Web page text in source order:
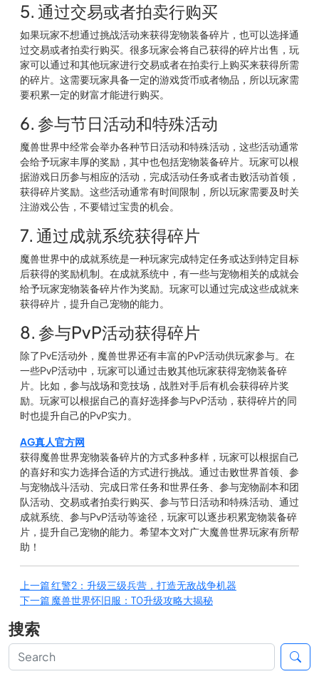
5. 通过交易或者拍卖行购买
如果玩家不想通过挑战活动来获得宠物装备碎片，也可以选择通
过交易或者拍卖行购买。很多玩家会将自己获得的碎片出售，玩
家可以通过和其他玩家进行交易或者在拍卖行上购买来获得所需
的碎片。这需要玩家具备一定的游戏货币或者物品，所以玩家需
要积累一定的财富才能进行购买。
6. 参与节日活动和特殊活动
魔兽世界中经常会举办各种节日活动和特殊活动，这些活动通常
会给予玩家丰厚的奖励，其中也包括宠物装备碎片。玩家可以根
据游戏日历参与相应的活动，完成活动任务或者击败活动首领，
获得碎片奖励。这些活动通常有时间限制，所以玩家需要及时关
注游戏公告，不要错过宝贵的机会。
7. 通过成就系统获得碎片
魔兽世界中的成就系统是一种玩家完成特定任务或达到特定目标
后获得的奖励机制。在成就系统中，有一些与宠物相关的成就会
给予玩家宠物装备碎片作为奖励。玩家可以通过完成这些成就来
获得碎片，提升自己宠物的能力。
8. 参与PvP活动获得碎片
除了PvE活动外，魔兽世界还有丰富的PvP活动供玩家参与。在
一些PvP活动中，玩家可以通过击败其他玩家获得宠物装备碎
片。比如，参与战场和竞技场，战胜对手后有机会获得碎片奖
励。玩家可以根据自己的喜好选择参与PvP活动，获得碎片的同
时也提升自己的PvP实力。
AG真人官方网
获得魔兽世界宠物装备碎片的方式多种多样，玩家可以根据自己
的喜好和实力选择合适的方式进行挑战。通过击败世界首领、参
与宠物战斗活动、完成日常任务和世界任务、参与宠物副本和团
队活动、交易或者拍卖行购买、参与节日活动和特殊活动、通过
成就系统、参与PvP活动等途径，玩家可以逐步积累宠物装备碎
片，提升自己宠物的能力。希望本文对广大魔兽世界玩家有所帮
助！
上一篇红警2：升级三级兵营，打造无敌战争机器
下一篇魔兽世界怀旧服：T0升级攻略大揭秘
搜索